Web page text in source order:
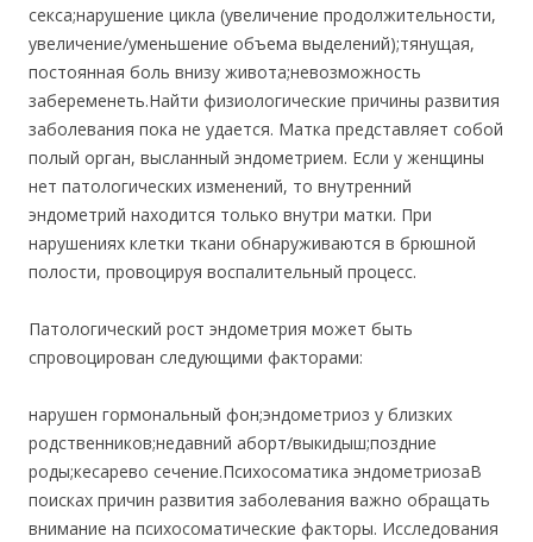
секса;нарушение цикла (увеличение продолжительности,
увеличение/уменьшение объема выделений);тянущая,
постоянная боль внизу живота;невозможность
забеременеть.Найти физиологические причины развития
заболевания пока не удается. Матка представляет собой
полый орган, высланный эндометрием. Если у женщины
нет патологических изменений, то внутренний
эндометрий находится только внутри матки. При
нарушениях клетки ткани обнаруживаются в брюшной
полости, провоцируя воспалительный процесс.
Патологический рост эндометрия может быть
спровоцирован следующими факторами:
нарушен гормональный фон;эндометриоз у близких
родственников;недавний аборт/выкидыш;поздние
роды;кесарево сечение.Психосоматика эндометриозаВ
поисках причин развития заболевания важно обращать
внимание на психосоматические факторы. Исследования